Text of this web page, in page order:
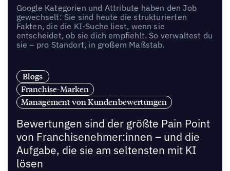
Google Kategorien und Attribute haben den Job
gewechselt: Sie sind heute die strukturierten
Fakten, die die KI-Suche liest, wenn sie
entscheidet, ob sie dich empfiehlt. So verwaltest du
sie – pro Standort, in großem Maßstab.
Blogs
Franchise-Marken
Management von Kundenbewertungen
Bewertungen sind der größte Pain Point
von Franchisenehmer:innen – und die
Aufgabe, die sie am seltensten mit KI
lösen